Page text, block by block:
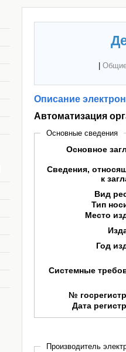
Описание
Автоматизация
Основные сведения
Основное
Сведения,
к
Вид
Тип
Место
Год
Системные
№
Дата
Производитель